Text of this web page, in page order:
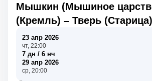
Мышкин (Мышиное
(Кремль) – Тверь (Старица)
23 апр 2026
чт, 22:00
7 дн / 6 нч
29 апр 2026
ср, 20:00